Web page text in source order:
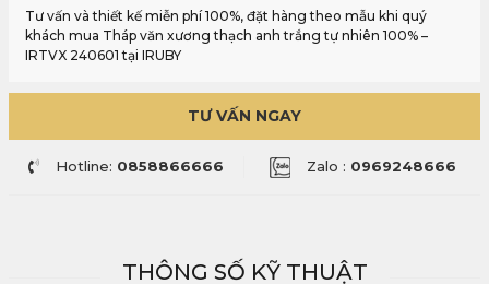
Tư vấn và thiết kế miễn phí 100%, đặt hàng theo mẫu khi quý
khách mua Tháp văn xương thạch anh trắng tự nhiên 100% –
IRTVX 240601 tại IRUBY
TƯ VẤN NGAY
Hotline: 0858866666 Zalo : 0969248666
THÔNG SỐ KỸ THUẬT